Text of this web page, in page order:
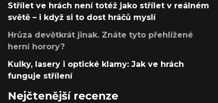
Střílet ve hrách není totéž jako střílet v reálném
světě – i když si to dost hráčů myslí
Hrůza devětkrát jinak. Znáte tyto přehlížené
herní horory?
Kulky, lasery i optické klamy: Jak ve hrách
funguje střílení
Nejčtenější recenze